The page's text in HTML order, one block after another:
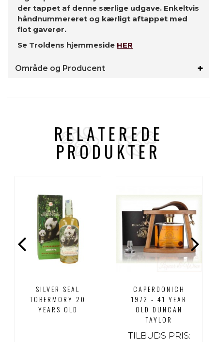
der tappet af denne særlige udgave. Enkeltvis
håndnummereret og kærligt aftappet med
flot gaverør.
Se Troldens hjemmeside HER
Område og Producent
RELATEREDE
PRODUKTER
SILVER SEAL
TOBERMORY 20
YEARS OLD
CAPERDONICH
1972 - 41 YEAR
OLD DUNCAN
TAYLOR
TILBUDS PRIS: